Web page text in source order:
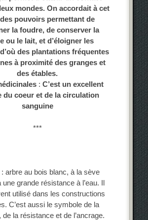
mondes. On accordait à cet
pouvoirs permettant de
la foudre, de conserver la
ou le lait, et d’éloigner les
des plantations fréquentes
à proximité des granges et
des étables.
: C’est un excellent
du coeur et de la circulation
sanguine
***
: arbre au bois blanc, à la sève
une grande résistance à l’eau. Il
utilisé dans les constructions
C’est aussi le symbole de la
de la résistance et de l’ancrage.